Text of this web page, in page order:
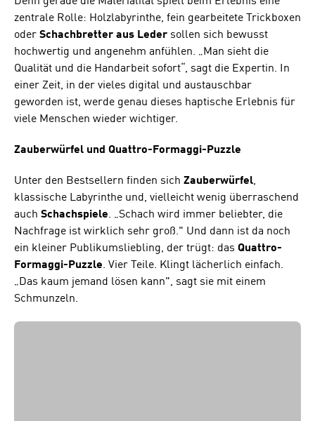
zentrale Rolle: Holzlabyrinthe, fein gearbeitete Trickboxen
oder Schachbretter aus Leder sollen sich bewusst
hochwertig und angenehm anfühlen. „Man sieht die
Qualität und die Handarbeit sofort“, sagt die Expertin. In
einer Zeit, in der vieles digital und austauschbar
geworden ist, werde genau dieses haptische Erlebnis für
viele Menschen wieder wichtiger.
Zauberwürfel und Quattro-Formaggi-Puzzle
Unter den Bestsellern finden sich Zauberwürfel,
klassische Labyrinthe und, vielleicht wenig überraschend
auch Schachspiele. „Schach wird immer beliebter, die
Nachfrage ist wirklich sehr groß." Und dann ist da noch
ein kleiner Publikumsliebling, der trügt: das Quattro-
Formaggi-Puzzle. Vier Teile. Klingt lächerlich einfach.
„Das kaum jemand lösen kann", sagt sie mit einem
Schmunzeln.